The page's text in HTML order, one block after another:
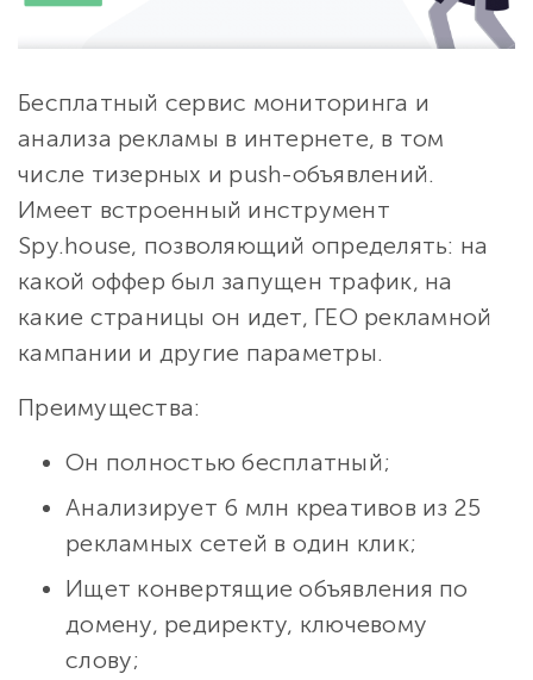
Бесплатный сервис мониторинга и
анализа рекламы в интернете, в том
числе тизерных и push-объявлений.
Имеет встроенный инструмент
Spy.house, позволяющий определять: на
какой оффер был запущен трафик, на
какие страницы он идет, ГЕО рекламной
кампании и другие параметры.
Преимущества:
Он полностью бесплатный;
Анализирует 6 млн креативов из 25
рекламных сетей в один клик;
Ищет конвертящие объявления по
домену, редиректу, ключевому
слову;